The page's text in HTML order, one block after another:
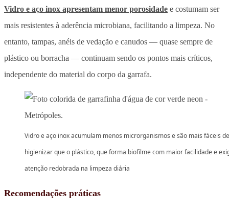
Vidro e aço inox apresentam menor porosidade e costumam ser
mais resistentes à aderência microbiana, facilitando a limpeza. No
entanto, tampas, anéis de vedação e canudos — quase sempre de
plástico ou borracha — continuam sendo os pontos mais críticos,
independente do material do corpo da garrafa.
Vidro e aço inox acumulam menos microrganismos e são mais fáceis de
higienizar que o plástico, que forma biofilme com maior facilidade e
atenção redobrada na limpeza diária
Recomendações práticas